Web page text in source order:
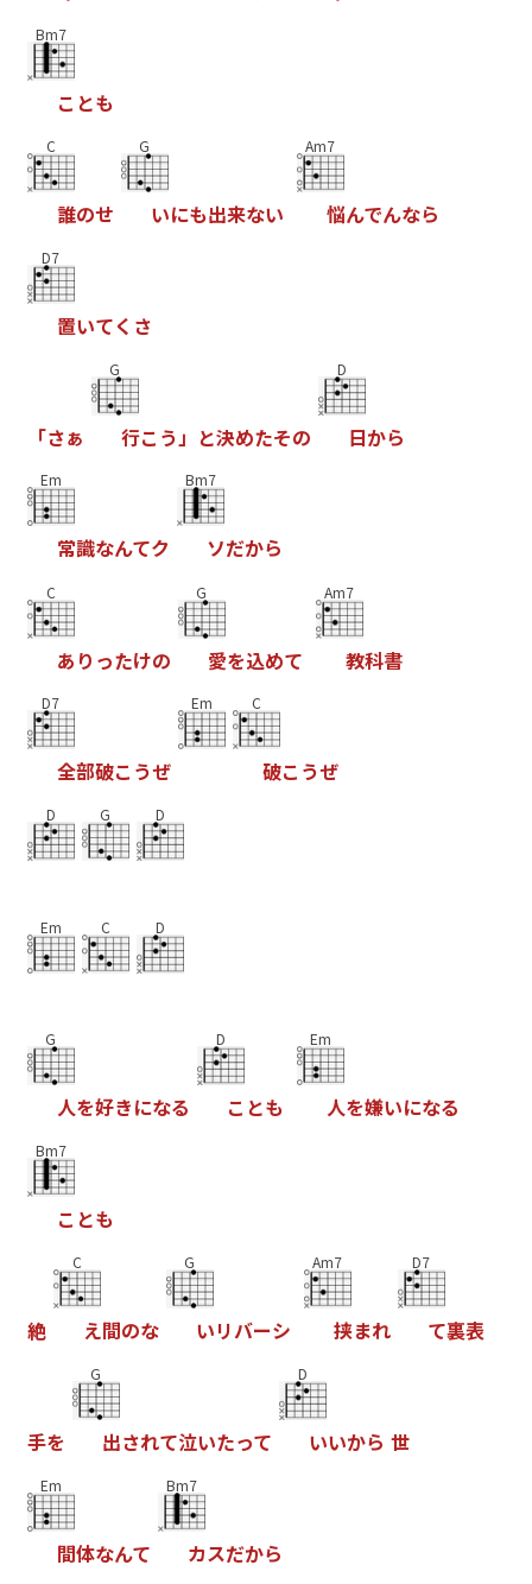
Bm7
こ とも
C
誰のせ
G
いにも出来ない
Am7
悩んでんなら
D7
置いてく さ
「さぁ
G
行こ う」 と決めたその
D
日から
Em
常識なんてク
Bm7
ソだから
C
あ り ったけの
G
愛を込めて
Am7
教科書
D7
全部破こ うぜ
Em C
破こ うぜ
D G D
Em C D
G
人を好きになる
D
こ とも
Em
人を嫌いになる
Bm7
こ とも
絶
C
え間のな
G
いリバーシ
Am7
挟まれ
D7
て裏表
手を
G
出されて泣いたって
D
いいから 世
Em
間体なんて
Bm7
カスだから